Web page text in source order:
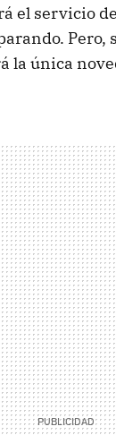
el servicio
Pero,
la única